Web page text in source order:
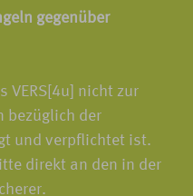
gegenüber
VERS[4u] nicht zur
bezüglich der
und verpflichtet ist.
direkt an den in der